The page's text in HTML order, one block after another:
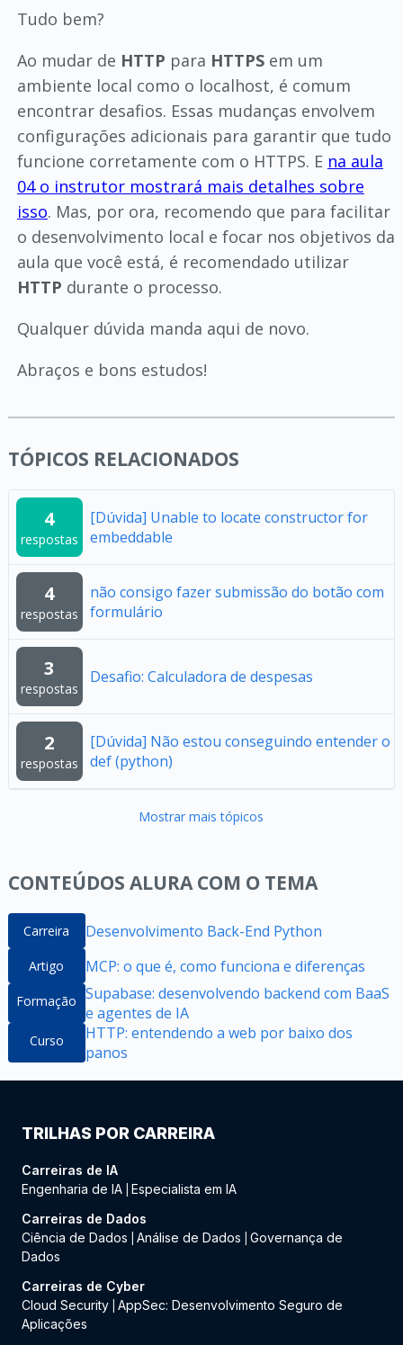
Tudo bem?
Ao mudar de HTTP para HTTPSem um
ambiente local como o localhost, é comum
encontrar desafios. Essas mudanças envolvem
configurações adicionais para garantir que tudo
funcione corretamente com o HTTPS. E na aula
04 o instrutor mostrará mais detalhes sobre
isso. Mas, por ora, recomendo que para facilitar
o desenvolvimento local e focar nos objetivos da
aula que você está, é recomendado utilizar
HTTP durante o processo.
Qualquer dúvida manda aqui de novo.
Abraços e bons estudos!
TÓPICOS RELACIONADOS
4
respostas
[Dúvida] Unable to locate constructor for
embeddable
4
respostas
não consigo fazer submissão do botão com
formulário
3
respostas
Desafio: Calculadora de despesas
2
respostas
[Dúvida] Não estou conseguindo entender o
def (python)
Mostrar mais tópicos
CONTEÚDOS ALURA COM O TEMA
Carreira Desenvolvimento Back-End Python
Artigo MCP: o que é, como funciona e diferenças
Formação Supabase: desenvolvendo backend com BaaS
e agentes de IA
Curso
HTTP: entendendo a web por baixo dos
panos
TRILHAS POR CARREIRA
Carreiras de IA
Engenharia de IA Especialista em IA
Carreiras de Dados
Ciência de Dados
Análise de Dados
Governança de
Dados
Carreiras de Cyber
Cloud Security AppSec: Desenvolvimento Seguro de
Aplicações